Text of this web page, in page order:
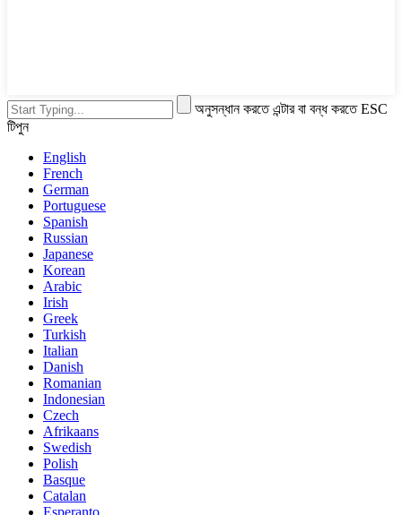
অনুসন্ধান করতে এন্টার বা বন্ধ করতে ESC
টিপুন
English
French
German
Portuguese
Spanish
Russian
Japanese
Korean
Arabic
Irish
Greek
Turkish
Italian
Danish
Romanian
Indonesian
Czech
Afrikaans
Swedish
Polish
Basque
Catalan
Esperanto